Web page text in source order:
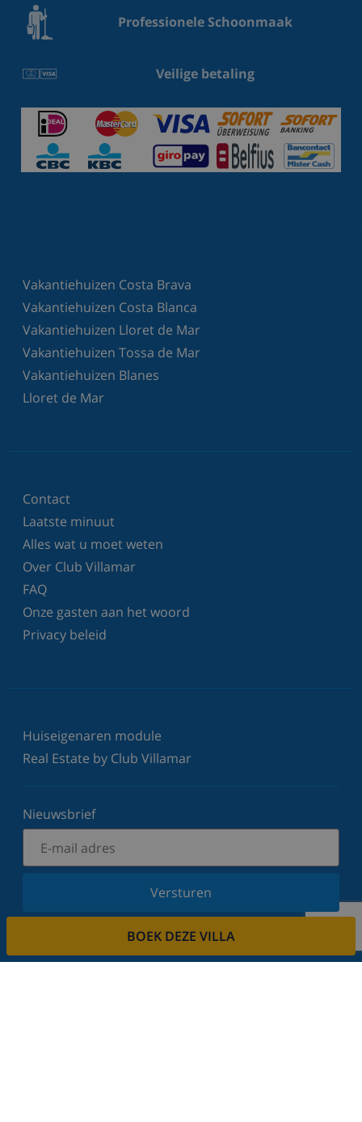
BOEK DEZE VILLA
Professionele Schoonmaak
Veilige betaling
Vakantiehuizen Costa Brava
Vakantiehuizen Costa Blanca
Vakantiehuizen Lloret de Mar
Vakantiehuizen Tossa de Mar
Vakantiehuizen Blanes
Lloret de Mar
Contact
Laatste minuut
Alles wat u moet weten
Over Club Villamar
FAQ
Onze gasten aan het woord
Privacy beleid
Huiseigenaren module
Real Estate by Club Villamar
Nieuwsbrief
Versturen
Schrijf u in voor onze nieuwsbrief en blijf op de
Wij respecteren uw privacy.